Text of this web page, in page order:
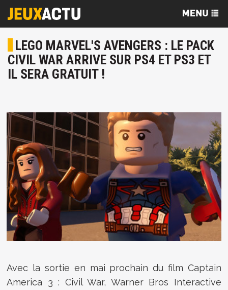
LEGO MARVEL'S AVENGERS : LE PACK
CIVIL WAR ARRIVE SUR PS4 ET PS3 ET
IL SERA GRATUIT !
Avec la sortie en mai prochain du film Captain
America 3 : Civil War, Warner Bros Interactive